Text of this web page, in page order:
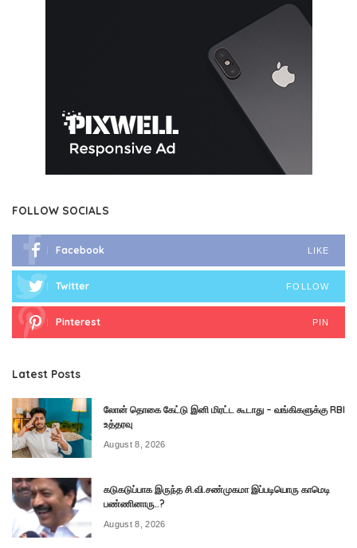
FOLLOW SOCIALS
Facebook LIKE
Twitter FOLLOW
Pinterest PIN
Latest Posts
லோன் தொகை கேட்டு இனி மிரட்ட கூடாது – வங்கிகளுக்கு RBI
உத்தரவு
August 8, 2026
கடுகடுப்பாக இருந்த சி.வி.சண்முகமா இப்படியொரு காமெடி
பண்ணினாரு..?
August 8, 2026